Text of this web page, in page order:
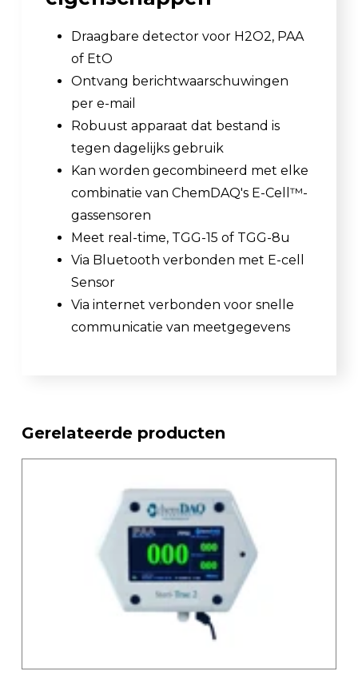
Draagbare detector voor H2O2, PAA
of EtO
Ontvang berichtwaarschuwingen
per e-mail
Robuust apparaat dat bestand is
tegen dagelijks gebruik
Kan worden gecombineerd met elke
combinatie van ChemDAQ's E-Cell™-
gassensoren
Meet real-time, TGG-15 of TGG-8u
Via Bluetooth verbonden met E-cell
Sensor
Via internet verbonden voor snelle
communicatie van meetgegevens
Gerelateerde producten